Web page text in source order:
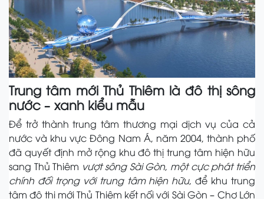
Trung tâm mới Thủ Thiêm là đô thị sông
nước – xanh kiểu mẫu
Để trở thành trung tâm thương mại dịch vụ của cả
nước và khu vực Đông Nam Á, năm 2004, thành phố
đã quyết định mở rộng khu đô thị trung tâm hiện hữu
sang Thủ Thiêm vượt sông Sài Gòn, một cực phát triển
chính đối trọng với trung tâm hiện hữu, để khu trung
tâm đô thị mới Thủ Thiêm kết nối với Sài Gòn – Chợ Lớn